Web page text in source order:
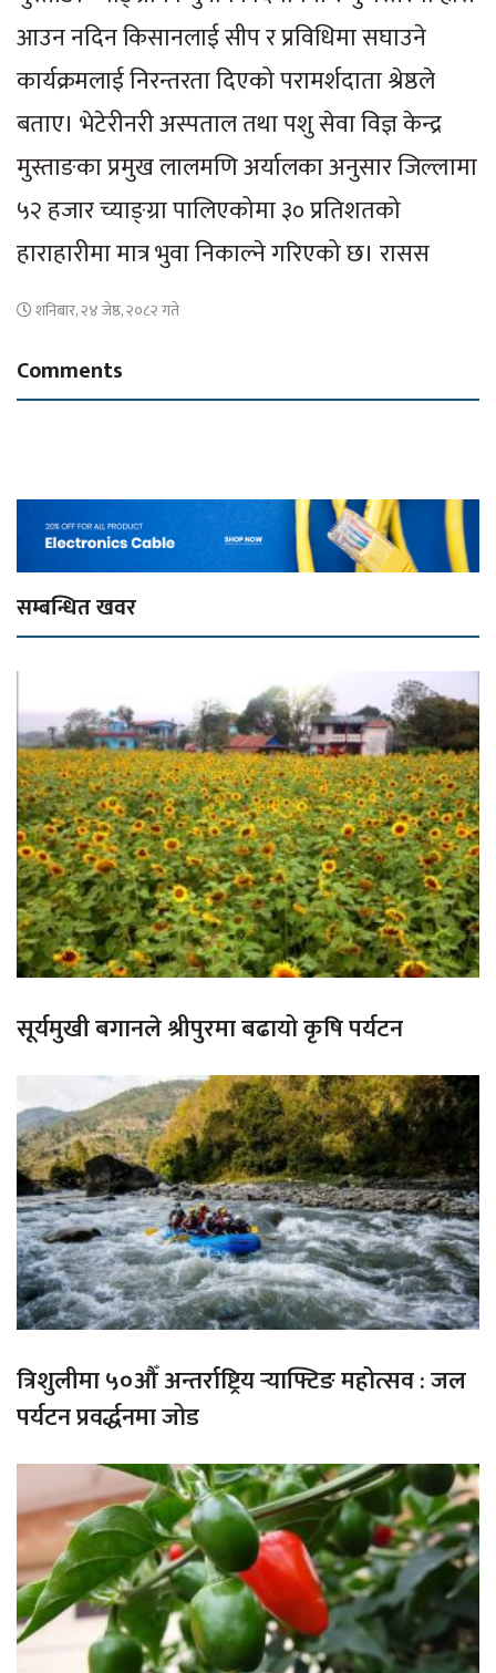
आउन नदिन किसानलाई सीप र प्रविधिमा सघाउने
कार्यक्रमलाई निरन्तरता दिएको परामर्शदाता श्रेष्ठले
बताए। भेटेरीनरी अस्पताल तथा पशु सेवा विज्ञ केन्द्र
मुस्ताङका प्रमुख लालमणि अर्यालका अनुसार जिल्लामा
५२ हजार च्याङ्ग्रा पालिएकोमा ३० प्रतिशतको
हाराहारीमा मात्र भुवा निकाल्ने गरिएको छ। रासस
शनिबार, २४ जेष्ठ, २०८२ गते
Comments
सम्बन्धित खवर
सूर्यमुखी बगानले श्रीपुरमा बढायो कृषि पर्यटन
त्रिशुलीमा ५०औँ अन्तर्राष्ट्रिय र्‍याफ्टिङ महोत्सव : जल
पर्यटन प्रवर्द्धनमा जोड